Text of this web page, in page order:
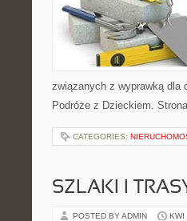
związanych z wyprawką dla
Podróże z Dzieckiem.
CATEGORIES:
SZLAKI I
POSTED BY ADMIN KWI